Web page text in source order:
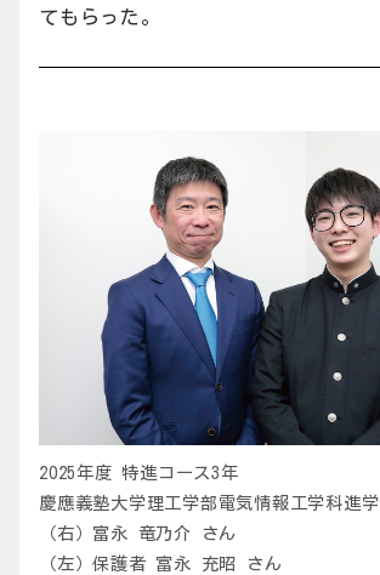
てもらった。
2025年度 特進コース3年
慶應義塾大学理工学部電気情報工学科進学
（右）富永 竜乃介 さん
（左）保護者 富永 充昭 さん